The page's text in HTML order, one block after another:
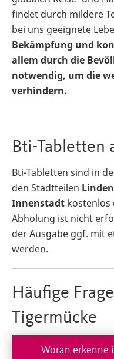
findet durch mildere
bei uns geeignete
Bekämpfung und
allem durch die
notwendig, um die
verhindern.
Bti-Tabletten
Bti-Tabletten sind in
den Stadtteilen
Innenstadt kostenlos
Abholung ist nicht
der Ausgabe ggf. mit
werden.
Häufige
Tigermücke
Woran erkenne